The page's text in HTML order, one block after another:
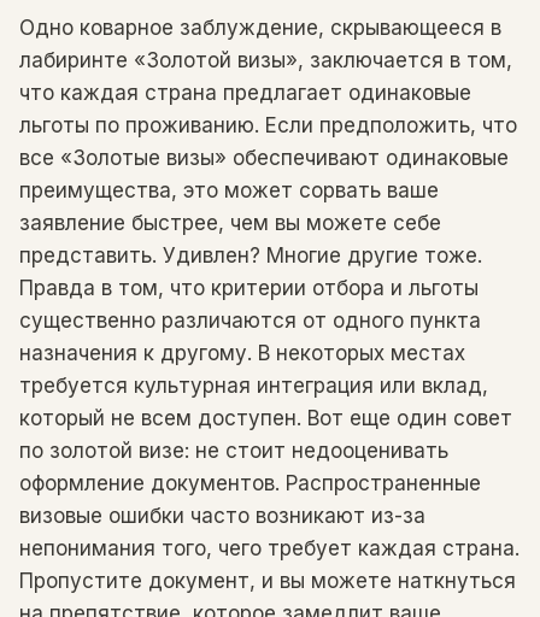
Одно коварное заблуждение, скрывающееся в
лабиринте «Золотой визы», заключается в том,
что каждая страна предлагает одинаковые
льготы по проживанию. Если предположить, что
все «Золотые визы» обеспечивают одинаковые
преимущества, это может сорвать ваше
заявление быстрее, чем вы можете себе
представить. Удивлен? Многие другие тоже.
Правда в том, что критерии отбора и льготы
существенно различаются от одного пункта
назначения к другому. В некоторых местах
требуется культурная интеграция или вклад,
который не всем доступен. Вот еще один совет
по золотой визе: не стоит недооценивать
оформление документов. Распространенные
визовые ошибки часто возникают из-за
непонимания того, чего требует каждая страна.
Пропустите документ, и вы можете наткнуться